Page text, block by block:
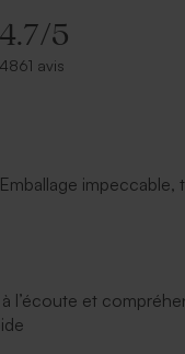
4.7/5
4861 avis
impeccable,
l’écoute et